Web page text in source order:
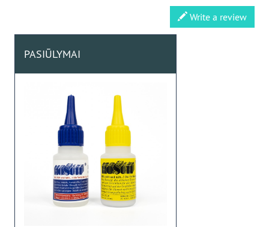
Write a review
PASIŪLYMAI